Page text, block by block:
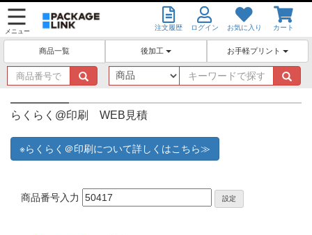
メニュー 注文履歴 ログイン お気に入り カート
商品一覧 後加工 お手軽プリント
商
品
番
号
す
キ
ー
ワ
らくらく@印刷 WEB見積
※らくらく＠印刷について詳しくはこちら≫
商品番号入力 設定